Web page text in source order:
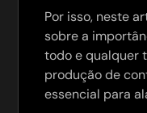
Por isso, neste
sobre a
todo e qualquer
produção de
essencial para